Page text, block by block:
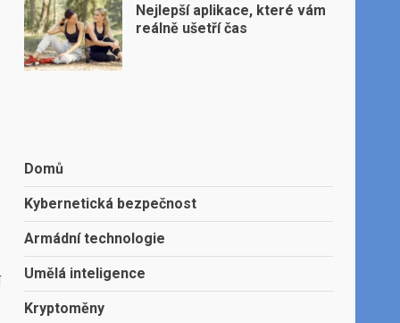
Nejlepší aplikace, které vám
reálně ušetří čas
Domů
Kybernetická bezpečnost
Armádní technologie
Umělá inteligence
Kryptoměny